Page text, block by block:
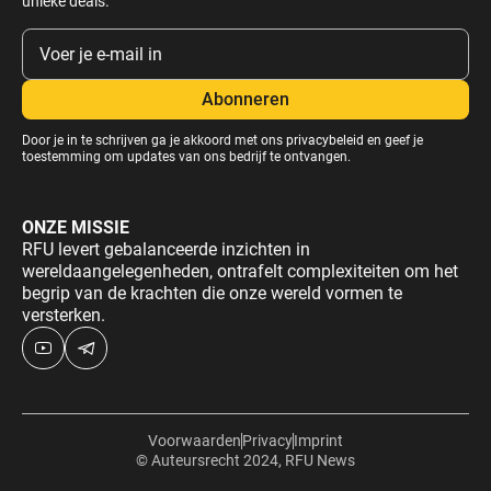
Door je in te schrijven ga je akkoord met ons privacybeleid en geef je
toestemming om updates van ons bedrijf te ontvangen.
ONZE MISSIE
RFU levert gebalanceerde inzichten in
wereldaangelegenheden, ontrafelt complexiteiten om het
begrip van de krachten die onze wereld vormen te
versterken.
© Auteursrecht 2024, RFU News
VoorwaardenPrivacyImprint